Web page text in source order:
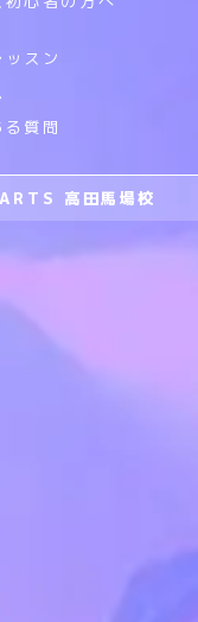
スン
る質問
高田馬場校